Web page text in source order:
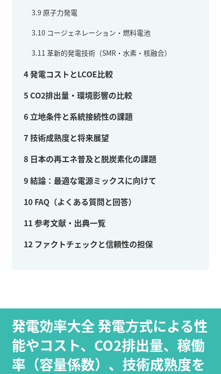
3.9 原子力発電
3.10 コージェネレーション・燃料電池
3.11 革新的発電技術（SMR・水素・核融合）
4発電コストとLCOE比較
5 CO2排出量・環境影響の比較
6立地条件と系統接続性の課題
7技術成熟度と将来展望
8 日本の再エネ普及と脱炭素化の課題
9結論：最適な電源ミックスに向けて
10 FAQ（よくある質問と回答）
11参考文献・出典一覧
12 ファクトチェックと信頼性の担保
発電効率大全 発電方式による性
能やコスト、CO2排出量、稼働
率（容量係数）、技術成熟度を